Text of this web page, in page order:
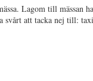
Lagom till mässan
svårt att tacka nej till: